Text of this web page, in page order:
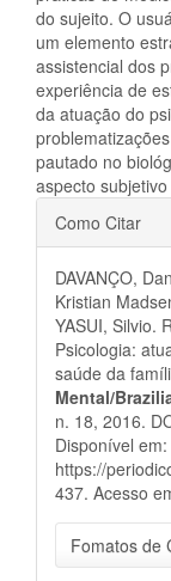
do sujeito. O
um elemento
assistencial dos
experiência de
da atuação do
pautado no
aspecto
Detalhes
do
artigo
Como Citar
DAVANÇO,
Kristian
YASUI, Silvio.
Psicologia:
saúde da
Mental/
n. 18, 2016.
Disponível em:
https://
437. Acesso
Fomatos de